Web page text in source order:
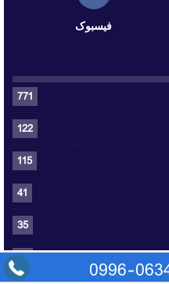
فیسبوک
771
122
115
41
35
24